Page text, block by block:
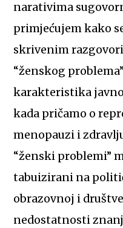
narativima
primjećujem kako
skrivenim
“ženskog
karakteristika
kada pričamo o
menopauzi i
“ženski problemi”
tabuizirani na
obrazovnoj i
nedostatnosti